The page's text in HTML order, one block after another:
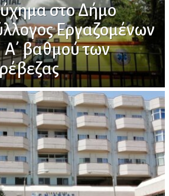
στο Δήμο
Εργαζομένων
βαθμού των